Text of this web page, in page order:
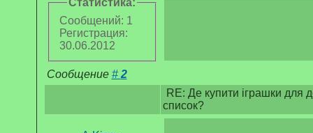
Статистика:
Сообщений: 1
Регистрация:
30.06.2012
Сообщение # 2
RE: Де купити іграшки для
список?